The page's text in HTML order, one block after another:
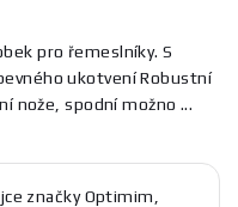
pro řemeslníky. S
ukotvení Robustní
nože, spodní možno ...
značky Optimim,